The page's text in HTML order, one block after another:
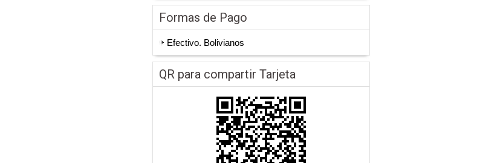
Formas de Pago
Efectivo. Bolivianos
QR para compartir Tarjeta